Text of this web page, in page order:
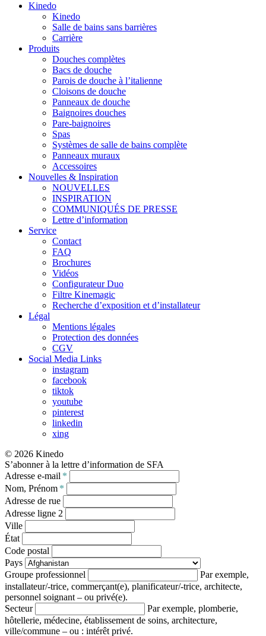
Kinedo
Kinedo
Salle de bains sans barrières
Carrière
Produits
Douches complètes
Bacs de douche
Parois de douche à l’italienne
Cloisons de douche
Panneaux de douche
Baignoires douches
Pare-baignoires
Spas
Systèmes de salle de bains complète
Panneaux muraux
Accessoires
Nouvelles & Inspiration
NOUVELLES
INSPIRATION
COMMUNIQUÉS DE PRESSE
Lettre d’information
Service
Contact
FAQ
Brochures
Vidéos
Configurateur Duo
Filtre Kinemagic
Recherche d’exposition et d’installateur
Légal
Mentions légales
Protection des données
CGV
Social Media Links
instagram
facebook
tiktok
youtube
pinterest
linkedin
xing
© 2026 Kinedo
S’abonner à la lettre d’information de SFA
Adresse e-mail *
Nom, Prénom *
Adresse de rue
Adresse ligne 2
Ville
État
Code postal
Pays
Groupe professionnel
Par exemple,
installateur/-trice, commerçant(e), planificateur/-trice, architecte,
personnel soignant – ou privé(e).
Secteur
Par exemple, plomberie,
hôtellerie, médecine, établissement de soins, architecture,
ville/commune – ou : intérêt privé.